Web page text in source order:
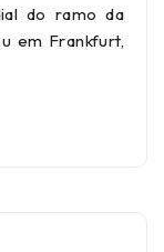
do ramo da
em Frankfurt,